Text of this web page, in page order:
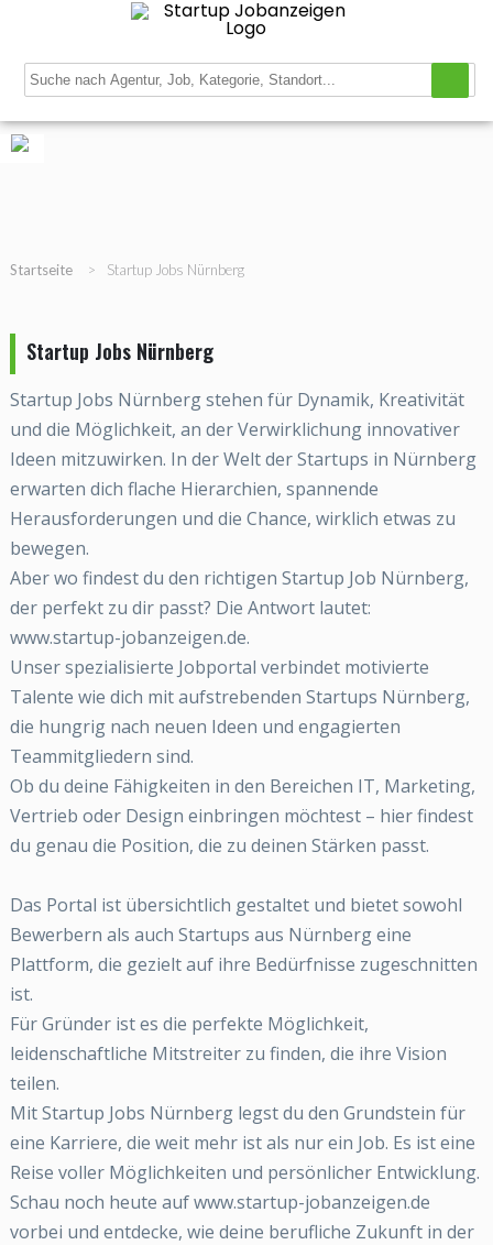
Startup Stellenbörse
Magazin
Registrieren
Login
Startseite > Startup Jobs Nürnberg
Startup Jobs Nürnberg
Startup Jobs Nürnberg stehen für Dynamik, Kreativität
und die Möglichkeit, an der Verwirklichung innovativer
Ideen mitzuwirken. In der Welt der Startups in Nürnberg
erwarten dich flache Hierarchien, spannende
Herausforderungen und die Chance, wirklich etwas zu
bewegen.
Aber wo findest du den richtigen Startup Job Nürnberg,
der perfekt zu dir passt? Die Antwort lautet:
www.startup-jobanzeigen.de.
Unser spezialisierte Jobportal verbindet motivierte
Talente wie dich mit aufstrebenden Startups Nürnberg,
die hungrig nach neuen Ideen und engagierten
Teammitgliedern sind.
Ob du deine Fähigkeiten in den Bereichen IT, Marketing,
Vertrieb oder Design einbringen möchtest – hier findest
du genau die Position, die zu deinen Stärken passt.
Das Portal ist übersichtlich gestaltet und bietet sowohl
Bewerbern als auch Startups aus Nürnberg eine
Plattform, die gezielt auf ihre Bedürfnisse zugeschnitten
ist.
Für Gründer ist es die perfekte Möglichkeit,
leidenschaftliche Mitstreiter zu finden, die ihre Vision
teilen.
Mit Startup Jobs Nürnberg legst du den Grundstein für
eine Karriere, die weit mehr ist als nur ein Job. Es ist eine
Reise voller Möglichkeiten und persönlicher Entwicklung.
Schau noch heute auf www.startup-jobanzeigen.de
vorbei und entdecke, wie deine berufliche Zukunft in der